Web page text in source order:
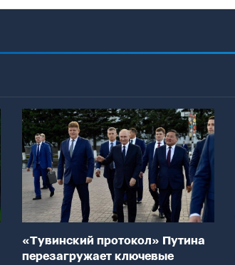
«Тувинский протокол» Путина
перезагружает ключевые